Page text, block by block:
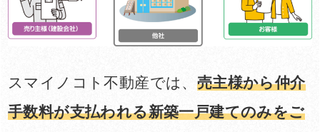
スマイノコト不動産では、 売主様から仲介
手数料が支払われる新築一戸建てのみをご